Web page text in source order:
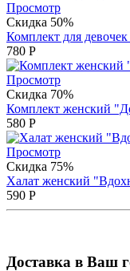
Просмотр
Скидка 50%
Комплект для
780 Р
Просмотр
Скидка 70%
Комплект женский
580 Р
Просмотр
Скидка 75%
Халат женский
590 Р
Доставка в Ваш